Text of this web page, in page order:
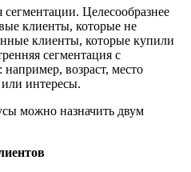
Целесообразнее
клиенты, которые не
клиенты, которые купили
сегментация с
возраст, место
или интересы.
можно назначить двум